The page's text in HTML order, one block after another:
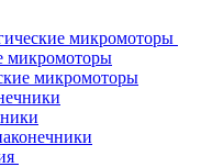
микромоторы
микромоторы
микромоторы